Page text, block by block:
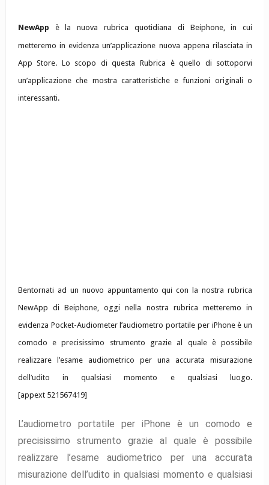
NewApp
è la nuova rubrica quotidiana di Beiphone, in cui
metteremo in evidenza un’applicazione nuova appena rilasciata in
App Store. Lo scopo di questa Rubrica è quello di sottoporvi
un’applicazione che mostra caratteristiche e funzioni originali o
interessanti.
Bentornati ad un nuovo appuntamento qui con la nostra rubrica
NewApp di Beiphone, oggi nella nostra rubrica metteremo in
evidenza Pocket-Audiometer l’audiometro portatile per iPhone è un
comodo e precisissimo strumento grazie al quale è possibile
realizzare l’esame audiometrico per una accurata misurazione
dell’udito in qualsiasi momento e qualsiasi luogo.
[appext 521567419]
L’audiometro portatile per iPhone è un comodo e
precisissimo strumento grazie al quale è possibile
realizzare l’esame audiometrico per una accurata
misurazione dell’udito in qualsiasi momento e qualsiasi